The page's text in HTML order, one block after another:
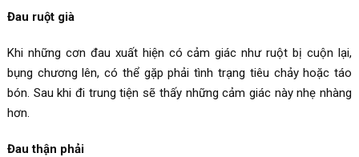
Đau ruột già
Khi những cơn đau xuất hiện có cảm giác như ruột bị cuộn lại,
bụng chương lên, có thể gặp phải tình trạng tiêu chảy hoặc táo
bón. Sau khi đi trung tiện sẽ thấy những cảm giác này nhẹ nhàng
hơn.
Đau thận phải